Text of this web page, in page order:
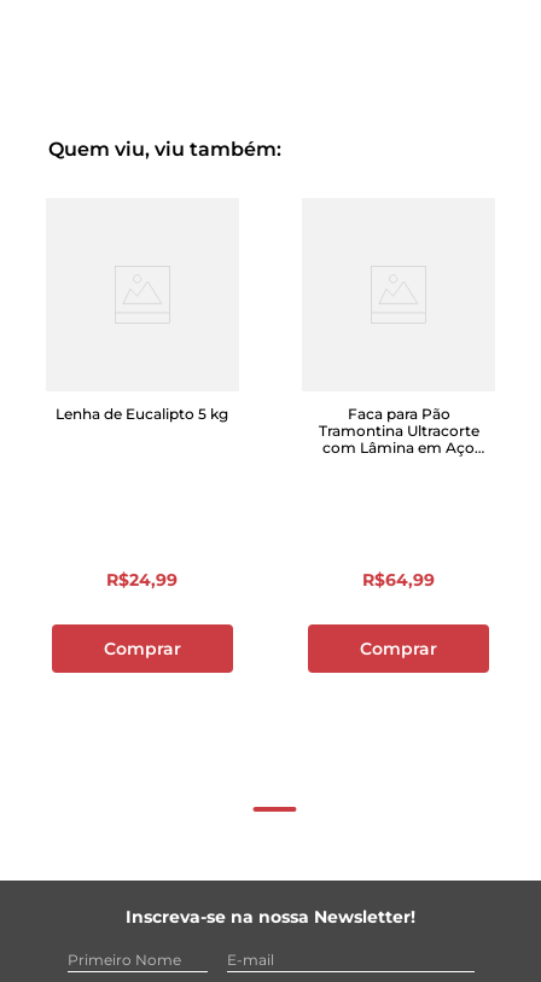
Quem viu, viu também:
Lenha de Eucalipto 5 kg
R$24,99
Comprar
Faca para Pão
Tramontina Ultracorte
com Lâmina em Aço
R$64,99
Comprar
Inscreva-se na nossa Newsletter!